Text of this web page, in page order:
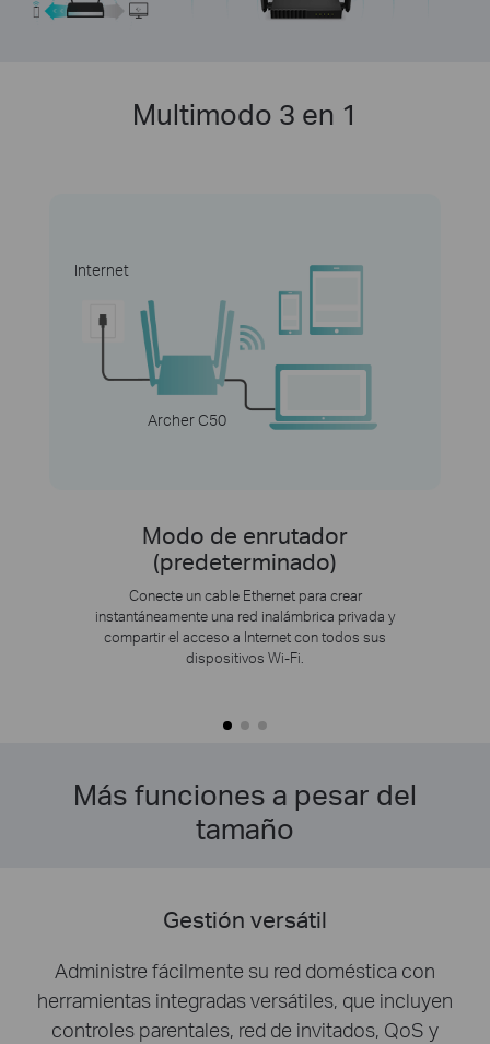
Multimodo 3 en 1
Internet
Archer C50
Modo de enrutador
(predeterminado)
Conecte un cable Ethernet para crear
instantáneamente una red inalámbrica privada y
compartir el acceso a Internet con todos sus
dispositivos Wi-Fi.
Más funciones a pesar del
tamaño
Gestión versátil
Administre fácilmente su red doméstica con
herramientas integradas versátiles, que incluyen
controles parentales, red de invitados, QoS y